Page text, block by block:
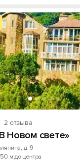
2 отзыва
Новом свете»
д. 9
м до центра